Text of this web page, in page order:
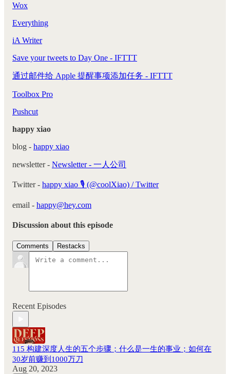
Wox
Everything
iA Writer
Save your tweets to Day One - IFTTT
通过邮件给 Apple 提醒事项添加任务 - IFTTT
Toolbox Pro
Pushcut
happy xiao
blog - happy xiao
newsletter - Newsletter - 一人公司
Twitter - happy xiao 🎙 (@coolXiao) / Twitter
email - happy@hey.com
Discussion about this episode
Comments Restacks
Recent Episodes
115 构建深度人生的五个步骤；什么是一生的事业；如何在
30岁前赚到1000万刀
Aug 20, 2023